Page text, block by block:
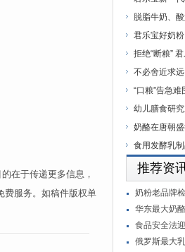
在于传递更多信息，
费服务。如稿件版权单
脱脂牛奶、
君乐宝好奶
拒绝“断粮”
不必舍近求
“口粮”告急
幼儿膳食研
奶酪在唐朝
食用发酵乳
推荐资
奶粉老品牌
华东最大奶
食品安全法
俄罗斯最大